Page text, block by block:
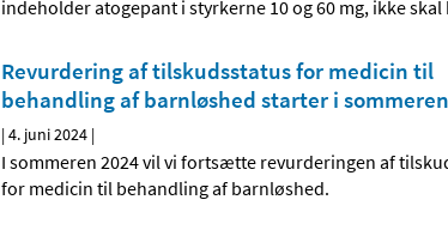
indeholder atogepant i styrkerne 10 og 60 mg, ikke skal
Revurdering af tilskudsstatus for medicin til
behandling af barnløshed starter i
|4. juni 2024 |
I sommeren 2024 vil vi fortsætte revurderingen af
for medicin til behandling af barnløshed.